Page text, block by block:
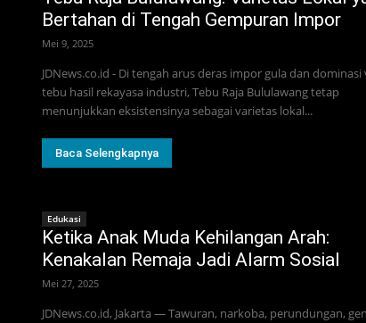
Bertahan di Tengah Gempuran Impor
Mei 9, 2025
JDNews.co.id - Di tengah arus deras impor gula dan dominasi
tebu hasil rekayasa industri, Tebu Raja Bululawang tetap
menunjukkan eksistensinya sebagai varietas lokal...
Baca Selengkapnya
Edukasi
Ketika Anak Muda Kehilangan Arah:
Kenakalan Remaja Jadi Alarm Sosial
Mei 27, 2025
JDNews.co.id, Jakarta — Tawuran, narkoba, perundungan,